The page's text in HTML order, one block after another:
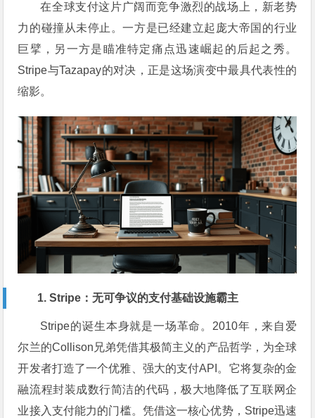
在全球支付这片广阔而竞争激烈的战场上，新老势
力的碰撞从未停止。一方是已经建立起庞大帝国的行业
巨擘，另一方是瞄准特定痛点迅速崛起的后起之秀。
Stripe与Tazapay的对决，正是这场演变中最具代表性的
缩影。
1. Stripe：无可争议的支付基础设施霸主
Stripe的诞生本身就是一场革命。2010年，来自爱
尔兰的Collison兄弟凭借其极简主义的产品哲学，为全球
开发者打造了一个优雅、强大的支付API。它将复杂的金
融流程封装成数行简洁的代码，极大地降低了互联网企
业接入支付能力的门槛。凭借这一核心优势，Stripe迅速